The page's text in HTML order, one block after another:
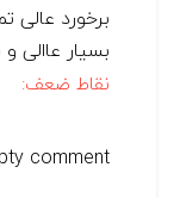
برخورد عالی
بسیار عاالی
نقاط ضعف:
comment